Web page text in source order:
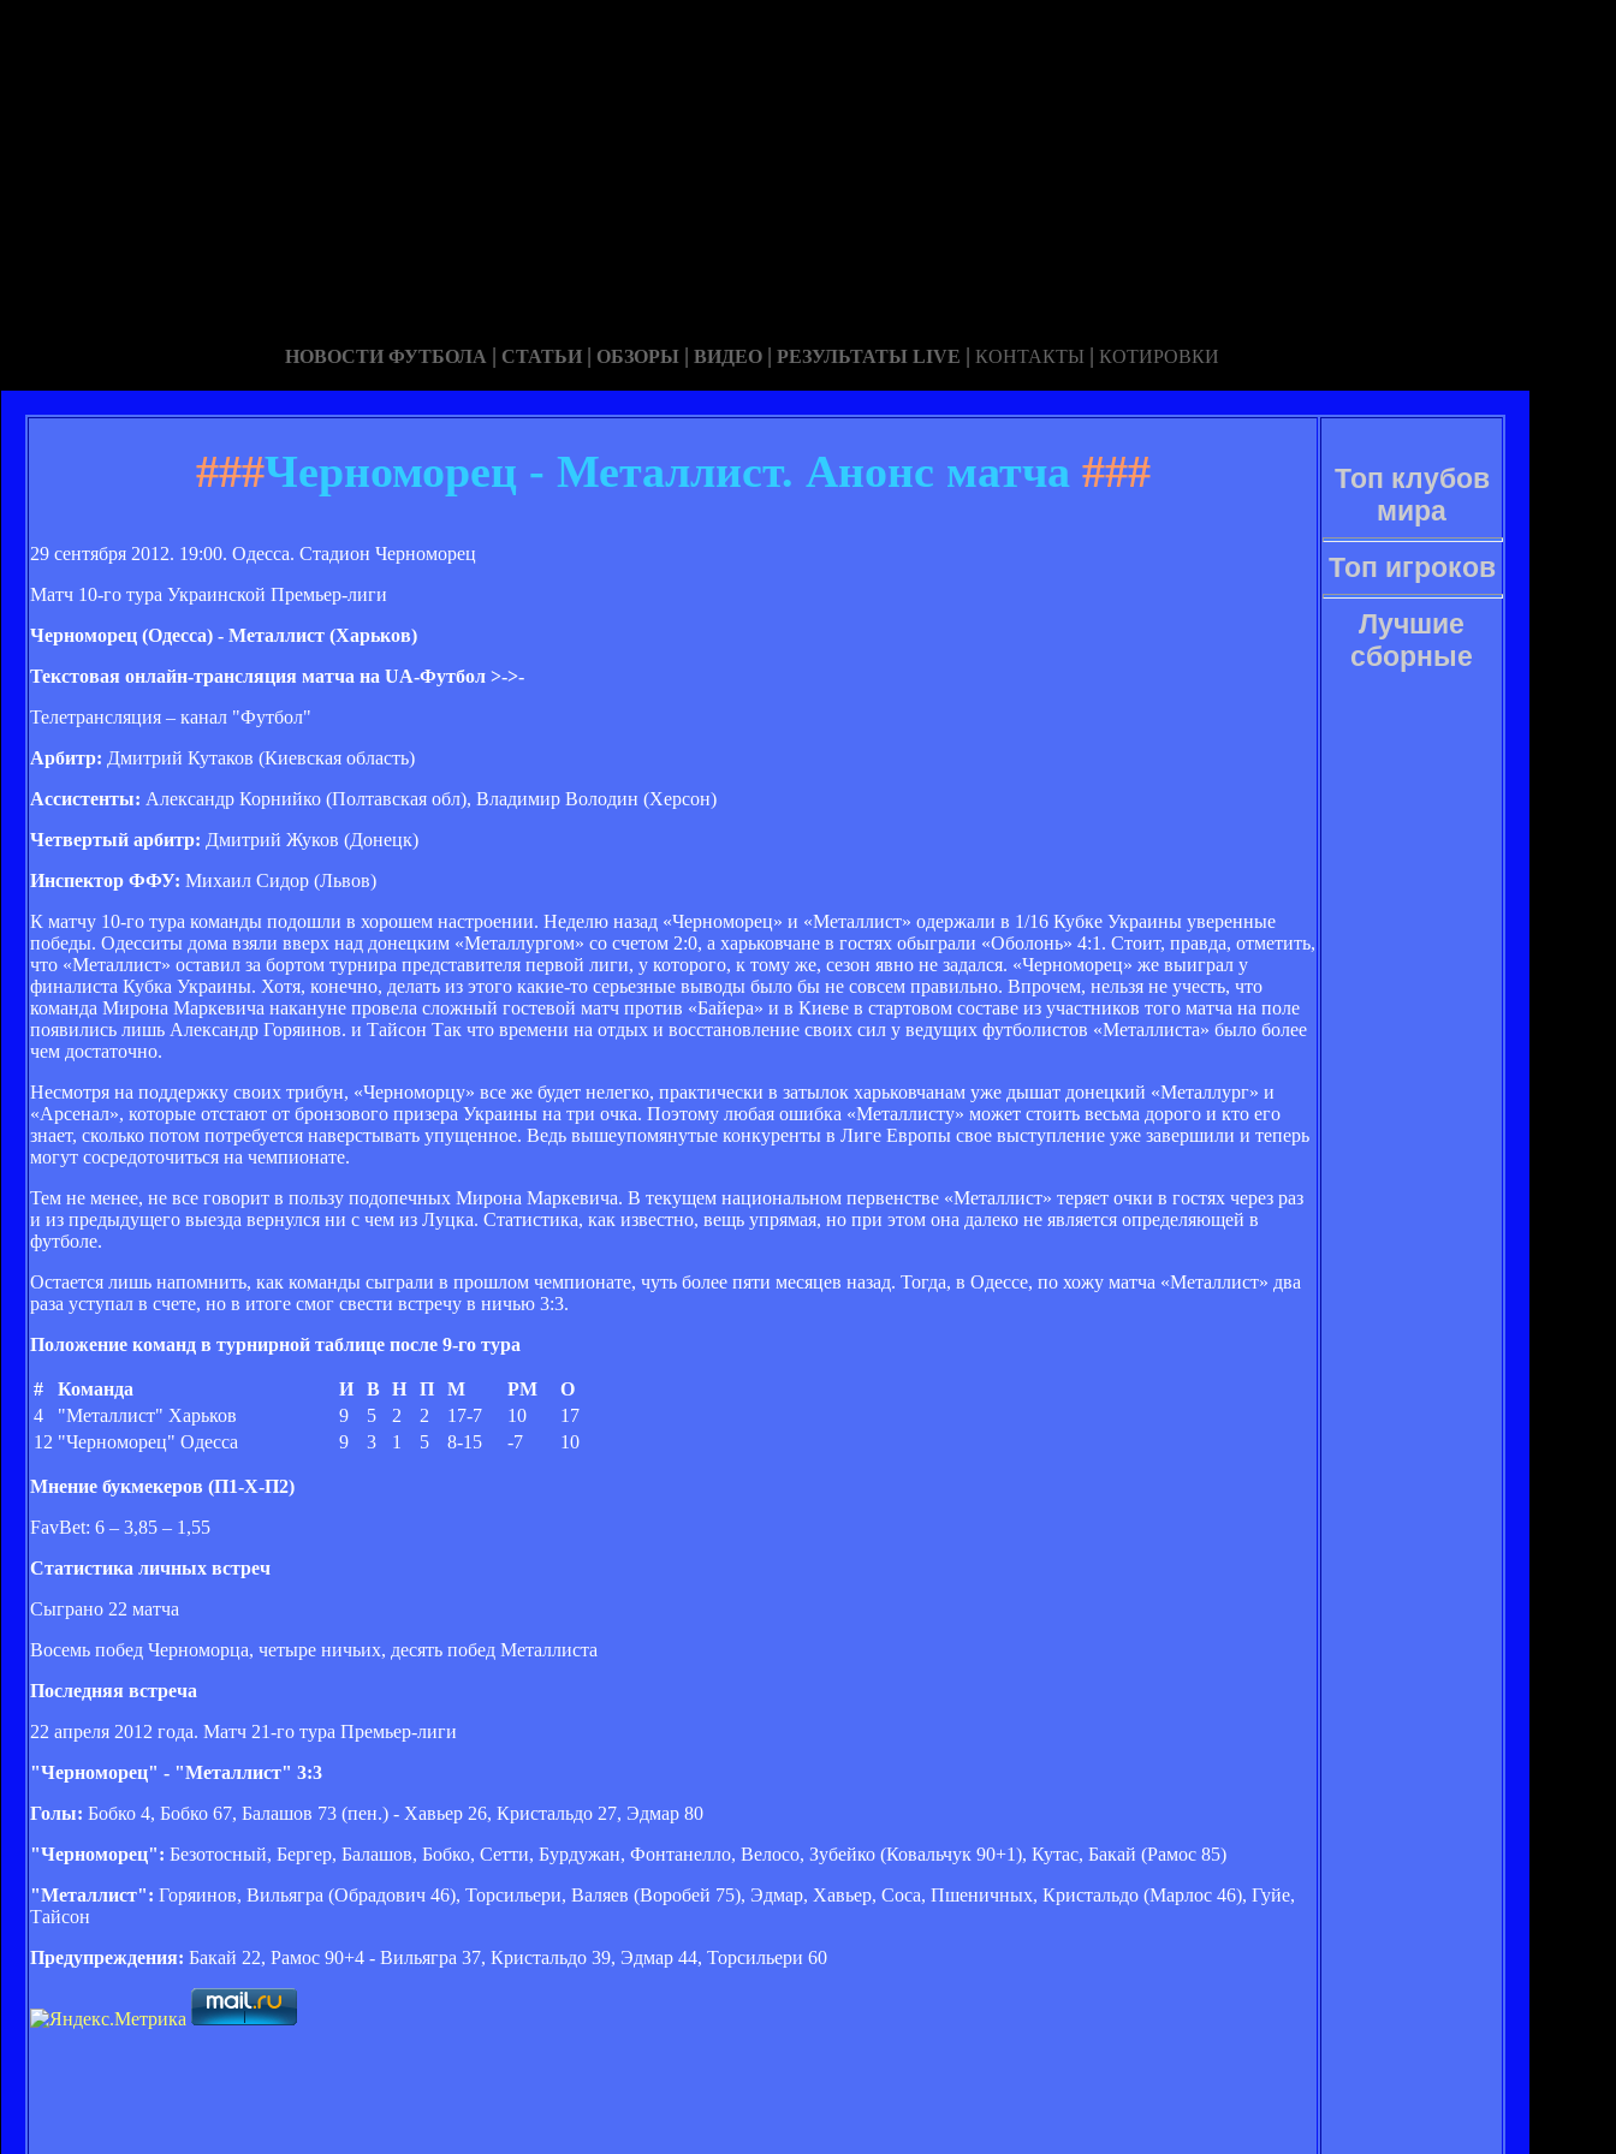
НОВОСТИ ФУТБОЛА | СТАТЬИ | ОБЗОРЫ | ВИДЕО | РЕЗУЛЬТАТЫ LIVE | КОНТАКТЫ | КОТИРОВКИ
###Черноморец - Металлист. Анонс матча###
29 сентября 2012. 19:00. Одесса. Стадион Черноморец
Матч 10-го тура Украинской Премьер-лиги
Черноморец (Одесса) - Металлист (Харьков)
Текстовая онлайн-трансляция матча на UA-Футбол >->-
Телетрансляция – канал "Футбол"
Арбитр: Дмитрий Кутаков (Киевская область)
Ассистенты: Александр Корнийко (Полтавская обл), Владимир Володин (Херсон)
Четвертый арбитр: Дмитрий Жуков (Донецк)
Инспектор ФФУ: Михаил Сидор (Львов)
К матчу 10-го тура команды подошли в хорошем настроении. Неделю назад «Черноморец» и «Металлист» одержали в 1/16 Кубке Украины уверенные
победы. Одесситы дома взяли вверх над донецким «Металлургом» со счетом 2:0, а харьковчане в гостях обыграли «Оболонь» 4:1. Стоит, правда, отметить,
что «Металлист» оставил за бортом турнира представителя первой лиги, у которого, к тому же, сезон явно не задался. «Черноморец» же выиграл у
финалиста Кубка Украины. Хотя, конечно, делать из этого какие-то серьезные выводы было бы не совсем правильно. Впрочем, нельзя не учесть, что
команда Мирона Маркевича накануне провела сложный гостевой матч против «Байера» и в Киеве в стартовом составе из участников того матча на поле
появились лишь Александр Горяинов. и Тайсон Так что времени на отдых и восстановление своих сил у ведущих футболистов «Металлиста» было более
чем достаточно.
Несмотря на поддержку своих трибун, «Черноморцу» все же будет нелегко, практически в затылок харьковчанам уже дышат донецкий «Металлург» и
«Арсенал», которые отстают от бронзового призера Украины на три очка. Поэтому любая ошибка «Металлисту» может стоить весьма дорого и кто его
знает, сколько потом потребуется наверстывать упущенное. Ведь вышеупомянутые конкуренты в Лиге Европы свое выступление уже завершили и теперь
могут сосредоточиться на чемпионате.
Тем не менее, не все говорит в пользу подопечных Мирона Маркевича. В текущем национальном первенстве «Металлист» теряет очки в гостях через раз
и из предыдущего выезда вернулся ни с чем из Луцка. Статистика, как известно, вещь упрямая, но при этом она далеко не является определяющей в
футболе.
Остается лишь напомнить, как команды сыграли в прошлом чемпионате, чуть более пяти месяцев назад. Тогда, в Одессе, по хожу матча «Металлист» два
раза уступал в счете, но в итоге смог свести встречу в ничью 3:3.
Положение команд в турнирной таблице после 9-го тура
# Команда И В Н П М РМ
О
4
"Металлист" Харьков 9 5 2 2 17-7 10
17
12 "Черноморец" Одесса 9 3 1 5 8-15 -7 10
Мнение букмекеров (П1-Х-П2)
FavBet: 6 – 3,85 – 1,55
Статистика личных встреч
Сыграно 22 матча
Восемь побед Черноморца, четыре ничьих, десять побед Металлиста
Последняя встреча
22 апреля 2012 года. Матч 21-го тура Премьер-лиги
"Черноморец" - "Металлист" 3:3
Голы: Бобко 4, Бобко 67, Балашов 73 (пен.) - Хавьер 26, Кристальдо 27, Эдмар 80
"Черноморец": Безотосный, Бергер, Балашов, Бобко, Сетти, Бурдужан, Фонтанелло, Велосо, Зубейко (Ковальчук 90+1), Кутас, Бакай (Рамос 85)
"Металлист": Горяинов, Вильягра (Обрадович 46), Торсильери, Валяев (Воробей 75), Эдмар, Хавьер, Соса, Пшеничных, Кристальдо (Марлос 46), Гуйе,
Тайсон
Предупреждения: Бакай 22, Рамос 90+4 - Вильягра 37, Кристальдо 39, Эдмар 44, Торсильери 60
Топ клубов
мира
Топ игроков
Лучшие
сборные